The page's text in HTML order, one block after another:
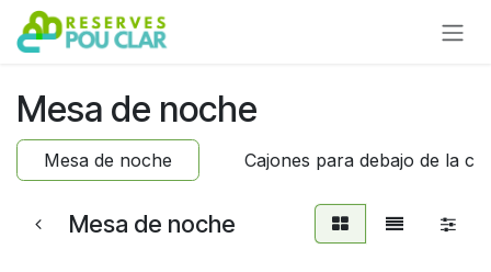
Ir al contenido
Mesa de noche
Mesa de noche Cajones para debajo de la
Mesa de noche